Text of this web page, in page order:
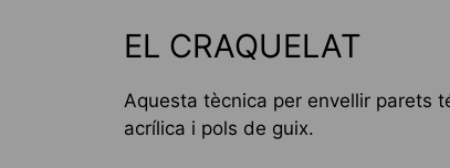
EL CRAQUELAT
Aquesta tècnica per envellir parets
acrílica i pols de guix.